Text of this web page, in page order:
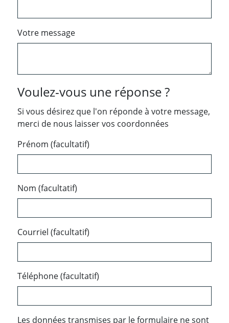
Votre message
Voulez-vous une réponse ?
Si vous désirez que l'on réponde à votre message,
merci de nous laisser vos coordonnées
Prénom (facultatif)
Nom (facultatif)
Courriel (facultatif)
Téléphone (facultatif)
Les données transmises par le formulaire ne sont